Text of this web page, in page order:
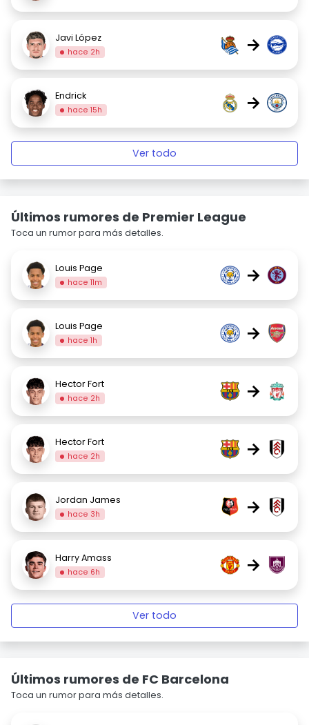
Javi López
hace 2h →
Endrick
hace 15h →
Ver todo
Últimos rumores de Premier League
Toca un rumor para más detalles.
Louis Page
hace 11m →
Louis Page
hace 1h →
Hector Fort
hace 2h →
Hector Fort
hace 2h →
Jordan James
hace 3h →
Harry Amass
hace 6h →
Ver todo
Últimos rumores de FC Barcelona
Toca un rumor para más detalles.